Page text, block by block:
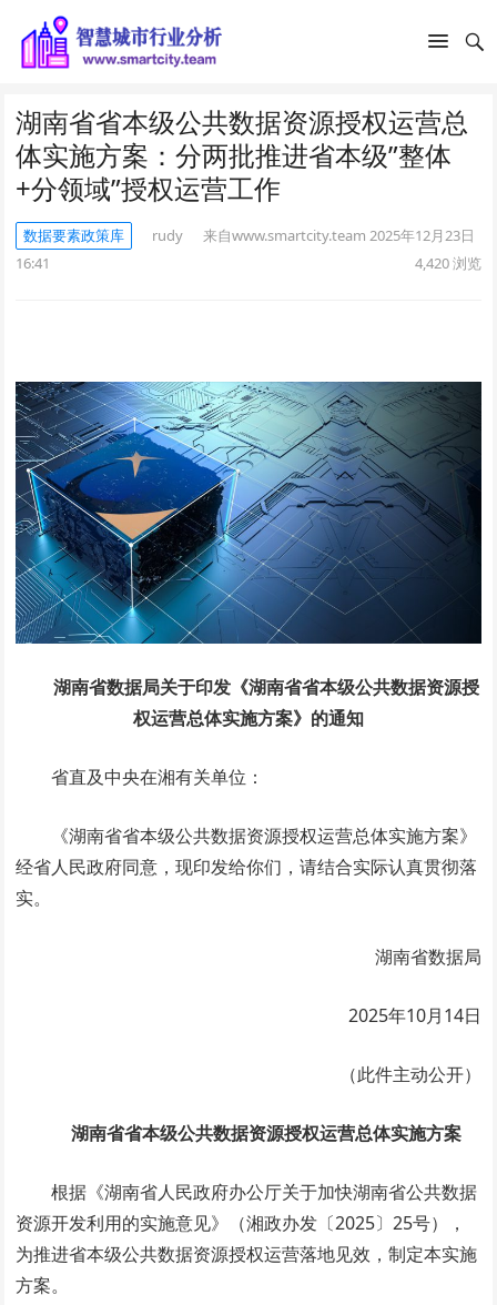
湖南省省本级公共数据资源授权运营总
体实施方案：分两批推进省本级”整体
+分领域”授权运营工作
数据要素政策库 rudy 来自www.smartcity.team 2025年12月23日
16:41
4,420浏览
湖南省数据局关于印发《湖南省省本级公共数据资源授
权运营总体实施方案》的通知
省直及中央在湘有关单位：
《湖南省省本级公共数据资源授权运营总体实施方案》
经省人民政府同意，现印发给你们，请结合实际认真贯彻落
实。
湖南省数据局
2025年10月14日
（此件主动公开）
湖南省省本级公共数据资源授权运营总体实施方案
根据《湖南省人民政府办公厅关于加快湖南省公共数据
资源开发利用的实施意见》（湘政办发〔2025〕25号），
为推进省本级公共数据资源授权运营落地见效，制定本实施
方案。